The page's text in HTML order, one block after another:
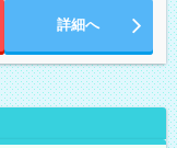
詳細へ